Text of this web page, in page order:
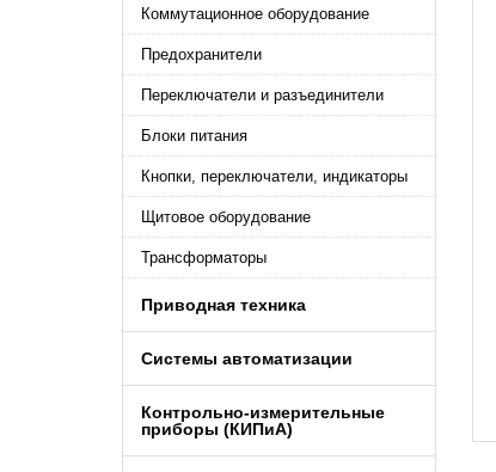
Коммутационное оборудование
Предохранители
Переключатели и разъединители
Блоки питания
Кнопки, переключатели, индикаторы
Щитовое оборудование
Трансформаторы
Приводная техника
Системы автоматизации
Контрольно-измерительные
приборы (КИПиA)